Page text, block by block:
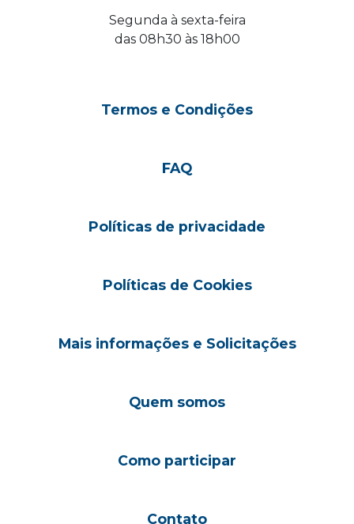
Segunda à sexta-feira
das 08h30 às 18h00
Termos e Condições
FAQ
Políticas de privacidade
Políticas de Cookies
Mais informações e Solicitações
Quem somos
Como participar
Contato